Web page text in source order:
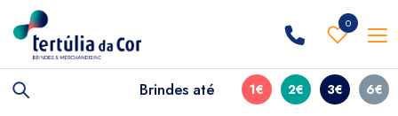
0
Brindes até 1€ 2€ 3€ 6€